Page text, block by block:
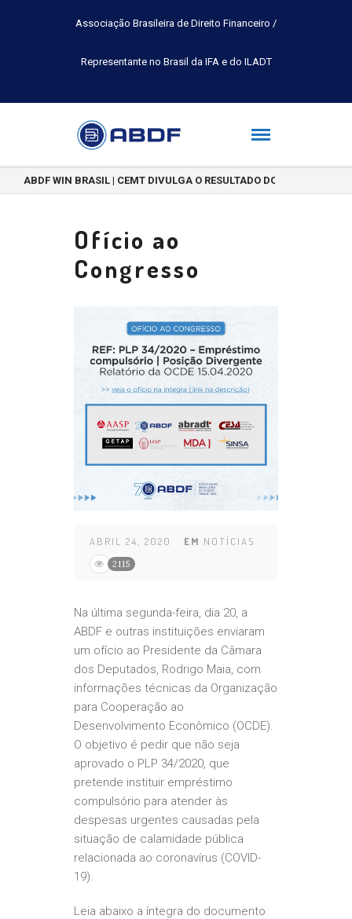
Associação Brasileira de Direito Financeiro /
Representante no Brasil da IFA e do ILADT
ABDF WIN BRASIL | CEMT DIVULGA O RESULTADO DO CONCURSO
Ofício ao
Congresso
ABRIL 24, 2020 EM NOTÍCIAS
2115
Na última segunda-feira, dia 20, a
ABDF e outras instituições enviaram
um ofício ao Presidente da Câmara
dos Deputados, Rodrigo Maia, com
informações técnicas da Organização
para Cooperação ao
Desenvolvimento Econômico (OCDE).
O objetivo é pedir que não seja
aprovado o PLP 34/2020, que
pretende instituir empréstimo
compulsório para atender às
despesas urgentes causadas pela
situação de calamidade pública
relacionada ao coronavírus (COVID-
19).
Leia abaixo a íntegra do documento